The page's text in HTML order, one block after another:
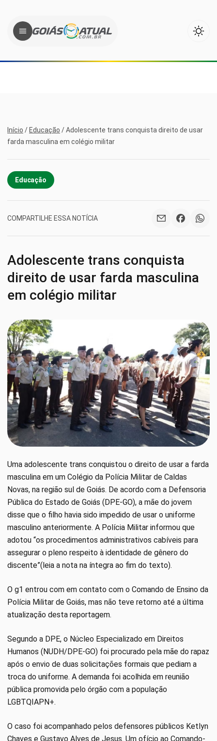
Início / Educação /Adolescente trans conquista direito de usar
farda masculina em colégio militar
Educação
COMPARTILHE ESSA NOTÍCIA
Adolescente trans conquista
direito de usar farda masculina
em colégio militar
Uma adolescente trans conquistou o direito de usar a farda
masculina em um Colégio da Polícia Militar de Caldas
Novas, na região sul de Goiás. De acordo com a Defensoria
Pública do Estado de Goiás (DPE-GO), a mãe do jovem
disse que o filho havia sido impedido de usar o uniforme
masculino anteriormente. A Polícia Militar informou que
adotou “os procedimentos administrativos cabíveis para
assegurar o pleno respeito à identidade de gênero do
discente”(leia a nota na íntegra ao fim do texto).
O g1 entrou com em contato com o Comando de Ensino da
Polícia Militar de Goiás, mas não teve retorno até a última
atualização desta reportagem.
Segundo a DPE, o Núcleo Especializado em Direitos
Humanos (NUDH/DPE-GO) foi procurado pela mãe do rapaz
após o envio de duas solicitações formais que pediam a
troca do uniforme. A demanda foi acolhida em reunião
pública promovida pelo órgão com a população
LGBTQIAPN+.
O caso foi acompanhado pelos defensores públicos Ketlyn
Chaves e Gustavo Alves de Jesus. Um ofício ao Comando-